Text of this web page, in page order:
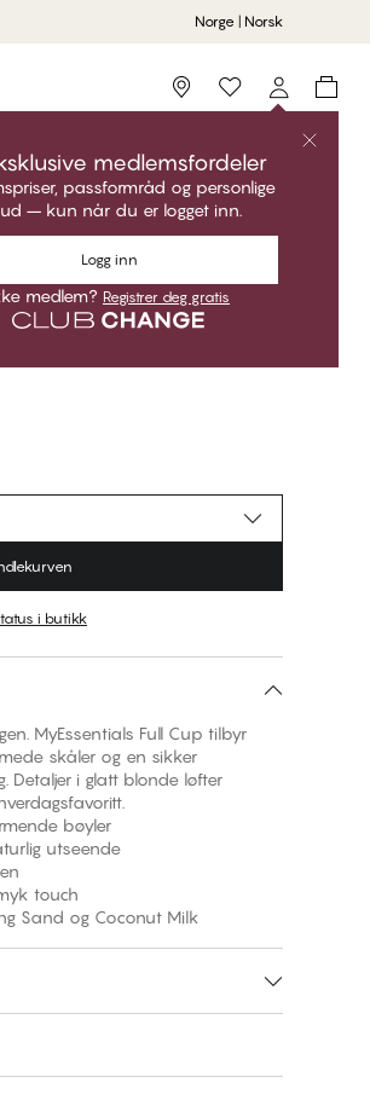
Norge | Norsk
Storefinder
medlemsfordeler
passformråd og personlige
– kun når du er logget inn.
Logg inn
medlem? Registrer deg gratis
eksklusive medlemstilbud!
Full Cup Bh
i butikk
MyEssentials Full Cup tilbyr
skåler og en sikker
Detaljer i glatt blonde løfter
bøyler
utseende
touch
Sand og Coconut Milk